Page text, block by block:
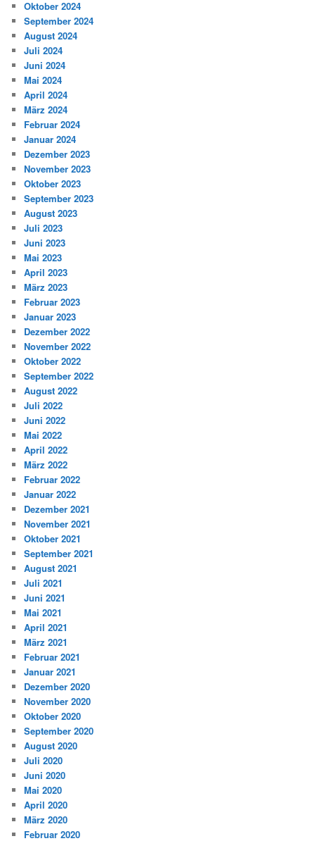
Oktober 2024
September 2024
August 2024
Juli 2024
Juni 2024
Mai 2024
April 2024
März 2024
Februar 2024
Januar 2024
Dezember 2023
November 2023
Oktober 2023
September 2023
August 2023
Juli 2023
Juni 2023
Mai 2023
April 2023
März 2023
Februar 2023
Januar 2023
Dezember 2022
November 2022
Oktober 2022
September 2022
August 2022
Juli 2022
Juni 2022
Mai 2022
April 2022
März 2022
Februar 2022
Januar 2022
Dezember 2021
November 2021
Oktober 2021
September 2021
August 2021
Juli 2021
Juni 2021
Mai 2021
April 2021
März 2021
Februar 2021
Januar 2021
Dezember 2020
November 2020
Oktober 2020
September 2020
August 2020
Juli 2020
Juni 2020
Mai 2020
April 2020
März 2020
Februar 2020